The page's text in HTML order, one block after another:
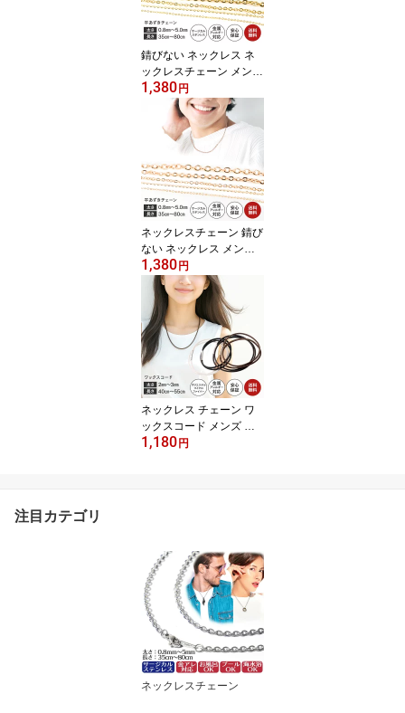
ンレス ロング ショート
シルバー プレゼント ギ
フト
錆びない ネックレス ネ
ックレスチェーン メンズ
レディース ステンレス 3
5cm 80cm ゴールド シン
プル チェーンネックレス
チェーン ゴールドチェー
ン サージカルステンレス
アクセサリー メンズネッ
クレス ショート ロング
プレゼント ギフト
1,380円
ネックレスチェーン 錆び
ない ネックレス メンズ
レディース 316L チェー
ンネックレス サージカル
ステンレス チェーン シ
ンプル 35cm 70cm 普段
使い ピンクゴールド NP
N293 送料無料 50cm 31
6 ショート ロング アクセ
サリー プレゼント ギフ
ト
1,380円
ネックレス チェーン ワ
ックスコード メンズ レ
ディース チョーカー 40c
カップル プレゼント 革
紐
1,180円
注目カテゴリ
ネックレスチェーン